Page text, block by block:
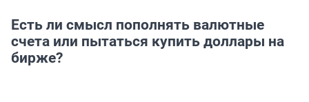
Есть ли смысл пополнять валютные
счета или пытаться купить доллары на
бирже?